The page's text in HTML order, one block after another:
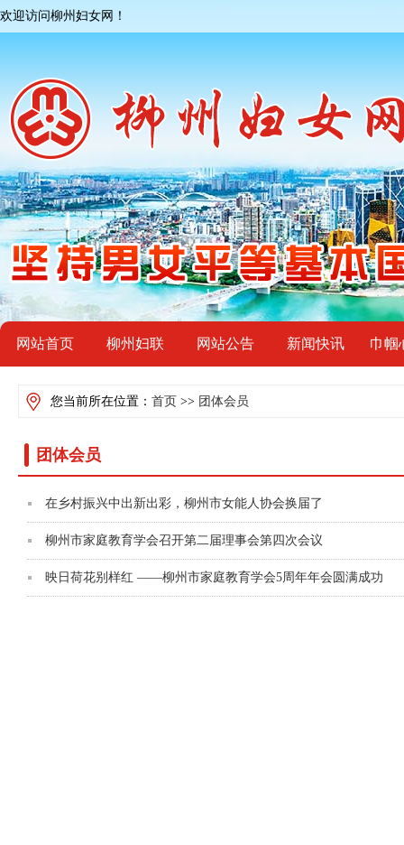
欢迎访问柳州妇女网！
网站首页 柳州妇联 网站公告 新闻快讯 巾帼
您当前所在位置： 首页 >> 团体会员
团体会员
在乡村振兴中出新出彩，柳州市女能人协会换届了
柳州市家庭教育学会召开第二届理事会第四次会议
映日荷花别样红 ——柳州市家庭教育学会5周年年会圆满成功